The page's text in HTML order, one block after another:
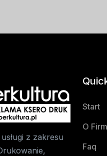
z zakresu
Start
O
Faq